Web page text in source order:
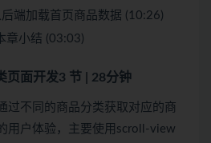
端加载首页商品数据 (10:26)
章小结 (03:03)
页面开发3 节 | 28分钟
过不同的商品分类获取对应的商
用户体验，主要使用scroll-view